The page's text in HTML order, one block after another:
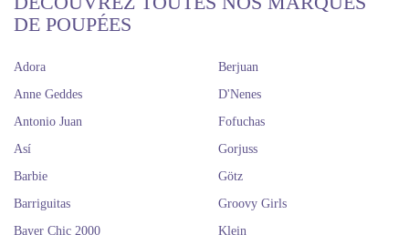
DE POUPÉES
Adora
Anne Geddes
Antonio Juan
Así
Barbie
Barriguitas
Bayer Chic 2000
Berjuan
D'Nenes
Fofuchas
Gorjuss
Götz
Groovy Girls
Klein